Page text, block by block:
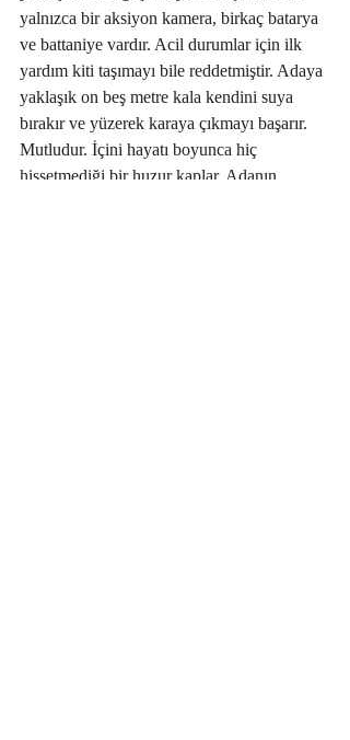
yalnızca bir aksiyon kamera, birkaç batarya
ve battaniye vardır. Acil durumlar için ilk
yardım kiti taşımayı bile reddetmiştir. Adaya
yaklaşık on beş metre kala kendini suya
bırakır ve yüzerek karaya çıkmayı başarır.
Mutludur. İçini hayatı boyunca hiç
hissetmediği bir huzur kaplar. Adanın